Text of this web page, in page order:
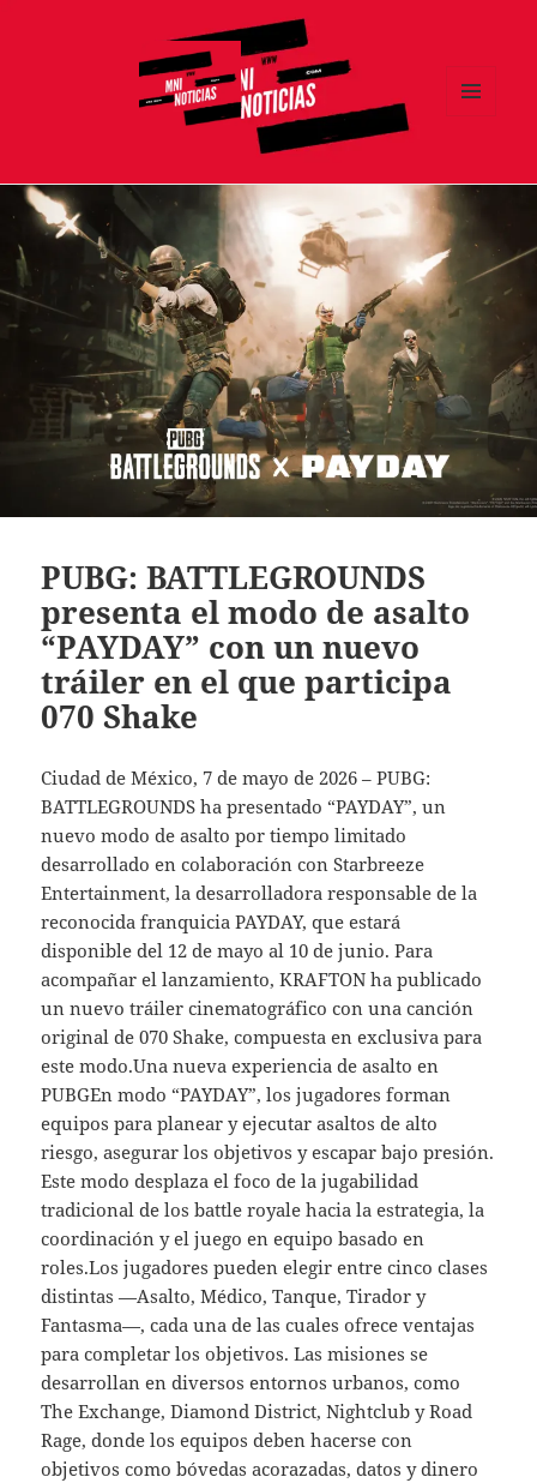
PUBG: BATTLEGROUNDS
presenta el modo de asalto
“PAYDAY” con un nuevo
tráiler en el que participa
070 Shake
Ciudad de México, 7 de mayo de 2026 – PUBG:
BATTLEGROUNDS ha presentado “PAYDAY”, un
nuevo modo de asalto por tiempo limitado
desarrollado en colaboración con Starbreeze
Entertainment, la desarrolladora responsable de la
reconocida franquicia PAYDAY, que estará
disponible del 12 de mayo al 10 de junio. Para
acompañar el lanzamiento, KRAFTON ha publicado
un nuevo tráiler cinematográfico con una canción
original de 070 Shake, compuesta en exclusiva para
este modo.Una nueva experiencia de asalto en
PUBGEn modo “PAYDAY”, los jugadores forman
equipos para planear y ejecutar asaltos de alto
riesgo, asegurar los objetivos y escapar bajo presión.
Este modo desplaza el foco de la jugabilidad
tradicional de los battle royale hacia la estrategia, la
coordinación y el juego en equipo basado en
roles.Los jugadores pueden elegir entre cinco clases
distintas —Asalto, Médico, Tanque, Tirador y
Fantasma—, cada una de las cuales ofrece ventajas
para completar los objetivos. Las misiones se
desarrollan en diversos entornos urbanos, como
The Exchange, Diamond District, Nightclub y Road
Rage, donde los equipos deben hacerse con
objetivos como bóvedas acorazadas, datos y dinero